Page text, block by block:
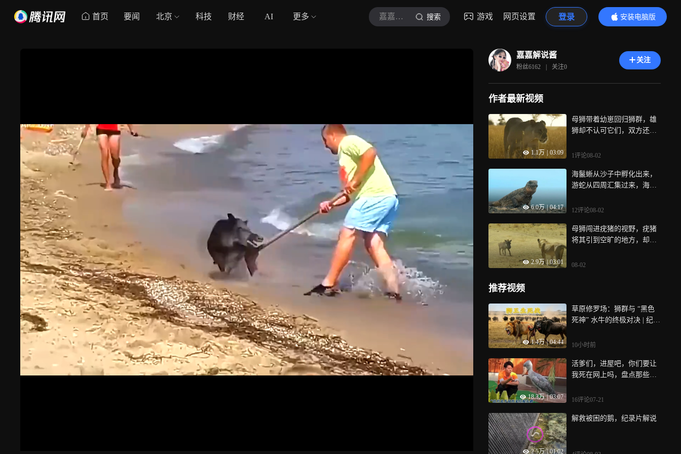
首页 要闻 北京 科技 财经 AI 更多 嘉嘉解说酱 搜索 游戏 网页设置 登录
安装电脑版
内容更精彩
嘉嘉解说酱
粉丝6162 | 关注0
关注
作者最新视频
1.1万 03:09
母狮带着幼崽回归狮群，雄
狮却不认可它们，双方还因
1评论08-02
6.0万 | 04:17
海鬣蜥从沙子中孵化出来，
游蛇从四周汇集过来，海鬣
12评论08-02
2.9万 03:01
母狮闯进疣猪的视野，疣猪
将其引到空旷的地方，却率
08-02
推荐视频
1.4万 | 04:44
草原修罗场：狮群与 “黑色
死神” 水牛的终极对决 | 纪录
10小时前
18.3万 | 03:07
活爹们，进屋吧，你们要让
我死在网上吗，盘点那些动
16评论07-21
2.5万 | 01:02
解救被困的鹅，纪录片解说